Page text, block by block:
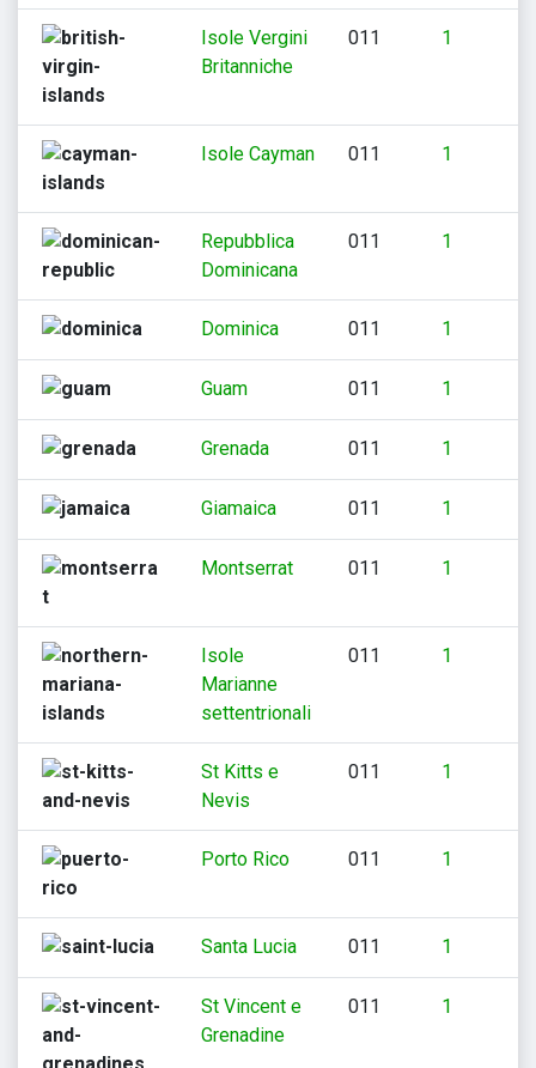
Isole Vergini
Britanniche
011 1
Isole Cayman 011 1
Repubblica
Dominicana
011 1
Dominica 011 1
Guam 011 1
Grenada 011 1
Giamaica 011 1
Montserrat 011 1
Isole
Marianne
settentrionali
011 1
St Kitts e
Nevis
011 1
Porto Rico 011 1
Santa Lucia 011 1
St Vincent e
Grenadine
011 1
Rifiuta Accetta